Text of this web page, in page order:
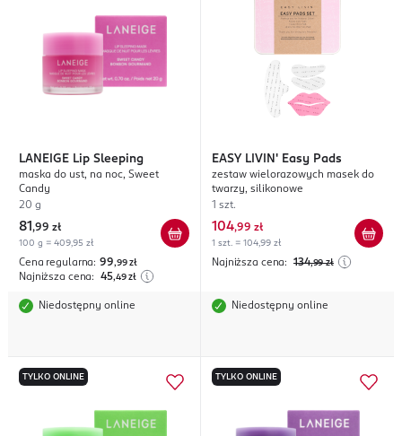
LANEIGE Lip Sleeping
maska do ust, na noc, Sweet
Candy
20 g
81 ,99 zł
100 g = 409,95 zł
Cena regularna: 99,99 zł
Najniższa cena: 45,49 zł
Niedostępny online
EASY LIVIN' Easy Pads
zestaw wielorazowych masek do
twarzy, silikonowe
1 szt.
104,99 zł
1 szt. = 104,99 zł
Najniższa cena: 134,99 zł
Niedostępny online
TYLKO ONLINE TYLKO ONLINE